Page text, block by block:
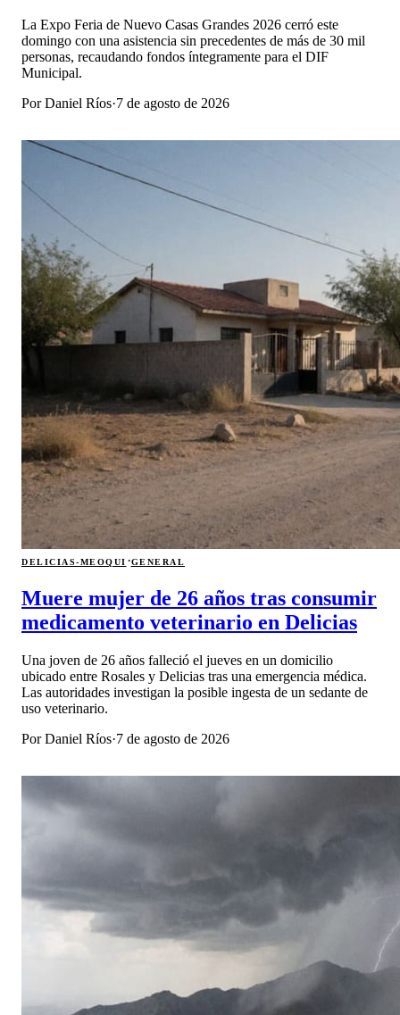
La Expo Feria de Nuevo Casas Grandes 2026 cerró este
domingo con una asistencia sin precedentes de más de 30 mil
personas, recaudando fondos íntegramente para el DIF
Municipal.
PorDaniel Ríos·7 de agosto de 2026
DELICIAS-MEOQUI ·GENERAL
Muere mujer de 26 años tras consumir
medicamento veterinario en Delicias
Una joven de 26 años falleció el jueves en un domicilio
ubicado entre Rosales y Delicias tras una emergencia médica.
Las autoridades investigan la posible ingesta de un sedante de
uso veterinario.
PorDaniel Ríos·7 de agosto de 2026